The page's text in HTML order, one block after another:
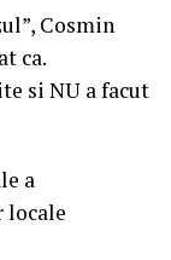
Cosmin
ca.
si NU a facut
a